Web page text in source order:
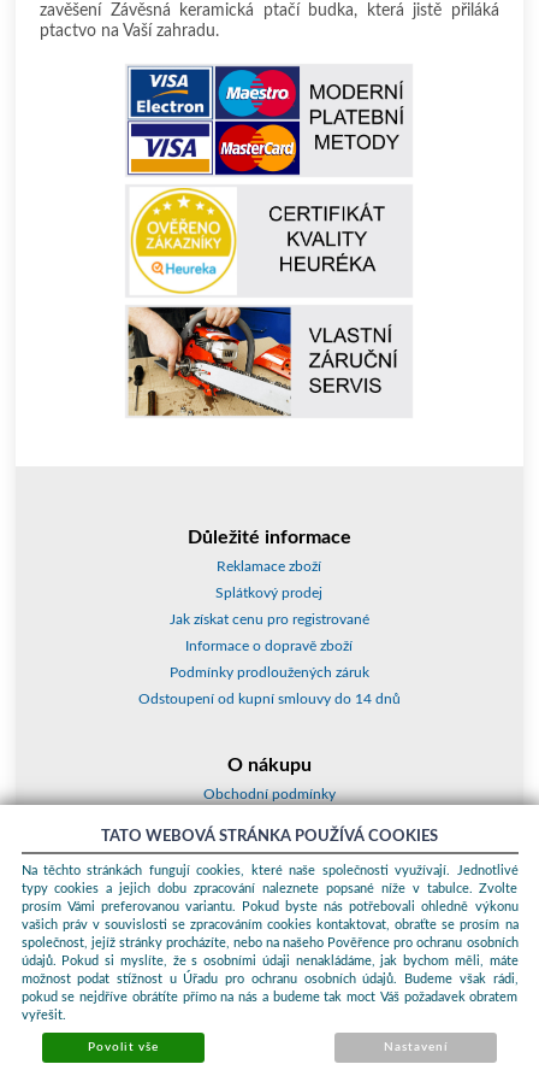
zavěšení Závěsná keramická ptačí budka, která jistě přiláká
ptactvo na Vaší zahradu.
Důležité informace
Reklamace zboží
Splátkový prodej
Jak získat cenu pro registrované
Informace o dopravě zboží
Podmínky prodloužených záruk
Odstoupení od kupní smlouvy do 14 dnů
O nákupu
Obchodní podmínky
Kontakty a adresy
Essox splátky
Podle zákona o evidenci tržeb je prodávající povinen vystavit kupujícímu
účtenku. Zároveň je povinen zaevidovat přijatou tržbu u správce daně
online; v případě technického výpadku pak nejpozději do 48 hodin.
© 2026 ProKauf Komplex s.r.o. Všechna práva vyhrazena.
systems
pronájem e-shopů
TATO WEBOVÁ STRÁNKA POUŽÍVÁ COOKIES
Na těchto stránkách fungují cookies, které naše společnosti využívají. Jednotlivé
typy cookies a jejich dobu zpracování naleznete popsané níže v tabulce. Zvolte
prosím Vámi preferovanou variantu. Pokud byste nás potřebovali ohledně výkonu
vašich práv v souvislosti se zpracováním cookies kontaktovat, obraťte se prosím na
společnost, jejíž stránky procházíte, nebo na našeho Pověřence pro ochranu osobních
údajů. Pokud si myslíte, že s osobními údaji nenakládáme, jak bychom měli, máte
možnost podat stížnost u Úřadu pro ochranu osobních údajů. Budeme však rádi,
pokud se nejdříve obrátíte přímo na nás a budeme tak moct Váš požadavek obratem
vyřešit.
Povolit vše Nastavení